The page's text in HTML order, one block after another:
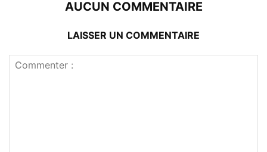
AUCUN COMMENTAIRE
LAISSER UN COMMENTAIRE